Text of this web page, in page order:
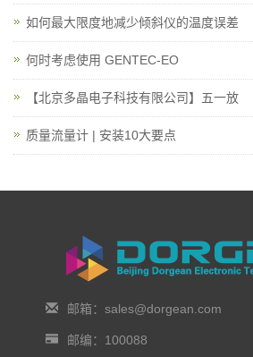
如何最大限度地减少倾斜仪的温度误差
何时考虑使用 GENTEC-EO
【北京多晶电子科技有限公司】五一放
质量流量计 | 安装10大要点
邮箱：sales@dorgean.com
邮编：100088